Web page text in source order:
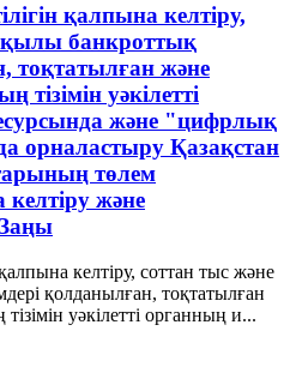
қалпына келтіру,
банкроттық
тоқтатылған және
тізімін уәкілетті
және "цифрлық
орналастыру Қазақстан
төлем
келтіру және
келтіру, соттан тыс және
қолданылған, тоқтатылған
уәкілетті органның и...